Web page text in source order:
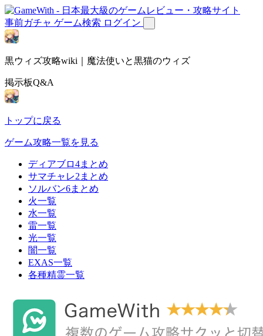
事前ガチャ ゲーム検索 ログイン
黒ウィズ攻略wiki｜魔法使いと黒猫のウィズ
掲示板Q&A
トップに戻る
ゲーム攻略一覧を見る
ディアブロ4まとめ
サマチャレ2まとめ
ソルバン6まとめ
火一覧
水一覧
雷一覧
光一覧
闇一覧
EXAS一覧
各種精霊一覧